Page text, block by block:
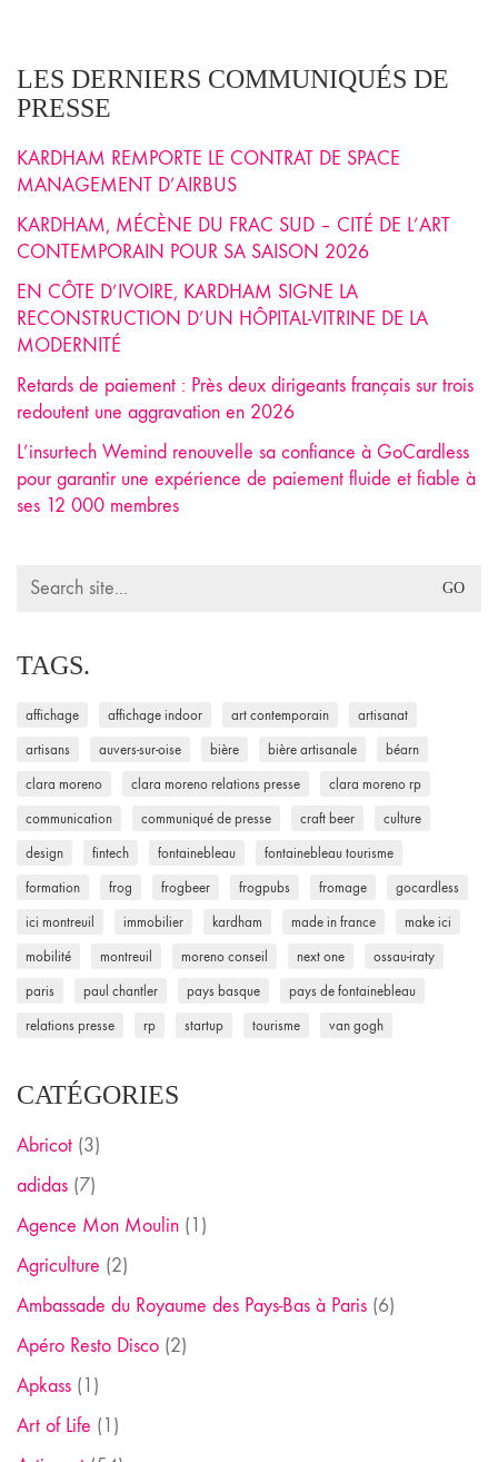
LES DERNIERS COMMUNIQUÉS DE
PRESSE
KARDHAM REMPORTE LE CONTRAT DE SPACE
MANAGEMENT D’AIRBUS
KARDHAM, MÉCÈNE DU FRAC SUD – CITÉ DE L’ART
CONTEMPORAIN POUR SA SAISON 2026
EN CÔTE D’IVOIRE, KARDHAM SIGNE LA
RECONSTRUCTION D’UN HÔPITAL-VITRINE DE LA
MODERNITÉ
Retards de paiement : Près deux dirigeants français sur trois
redoutent une aggravation en 2026
L’insurtech Wemind renouvelle sa confiance à GoCardless
pour garantir une expérience de paiement fluide et fiable à
ses 12 000 membres
Search
TAGS.
affichage affichage indoor art contemporain artisanat
artisans auvers-sur-oise bière bière artisanale béarn
clara moreno clara moreno relations presse clara moreno rp
communication communiqué de presse craft beer culture
design fintech fontainebleau fontainebleau tourisme
formation frog frogbeer frogpubs fromage gocardless
ici montreuil immobilier kardham made in france make ici
mobilité montreuil moreno conseil next one ossau-iraty
paris paul chantler pays basque pays de fontainebleau
relations presse rp startup tourisme van gogh
CATÉGORIES
Abricot (3)
adidas (7)
Agence Mon Moulin (1)
Agriculture (2)
Ambassade du Royaume des Pays-Bas à Paris (6)
Apéro Resto Disco (2)
Apkass (1)
Art of Life (1)